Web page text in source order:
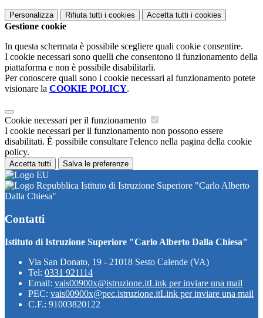
Personalizza Rifiuta tutti i cookies Accetta tutti i cookies
Gestione cookie
In questa schermata è possibile scegliere quali cookie consentire.
I cookie necessari sono quelli che consentono il funzionamento della
piattaforma e non è possibile disabilitarli.
Per conoscere quali sono i cookie necessari al funzionamento potete
visionare la COOKIE POLICY.
Cookie necessari per il funzionamento
I cookie necessari per il funzionamento non possono essere
disabilitati. È possibile consultare l'elenco nella pagina della cookie
policy.
Accetta tutti Salva le preferenze
Istituto di Istruzione Superiore "Carlo Alberto
Dalla Chiesa"
Contatti
Istituto di Istruzione Superiore "Carlo Alberto Dalla Chiesa"
Via San Donato, 19 - 21018 Sesto Calende (VA)
Tel: 0331 921114
Email: vais00900x@istruzione.itLink per inviare una mail
PEC: vais00900x@pec.istruzione.itLink per inviare una mail
C.F.: 91003820122